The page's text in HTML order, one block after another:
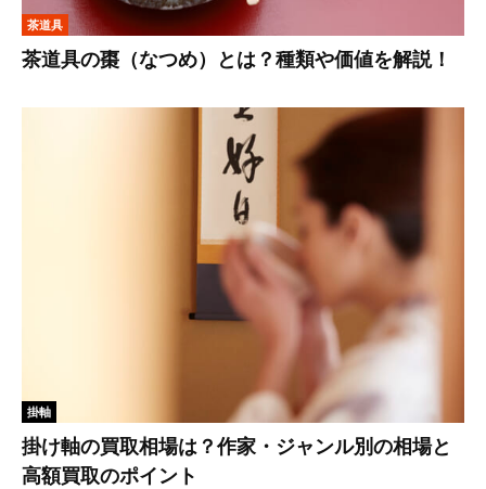
茶道具
茶道具の棗（なつめ）とは？種類や価値を解説！
掛軸
掛け軸の買取相場は？作家・ジャンル別の相場と
高額買取のポイント